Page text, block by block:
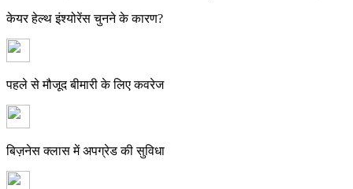
केयर हेल्थ इंश्योरेंस चुनने के कारण?
पहले से मौजूद बीमारी के लिए कवरेज
बिज़नेस क्लास में अपग्रेड की सुविधा